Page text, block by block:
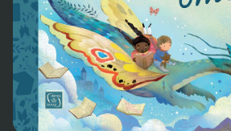
Приказки
Песнички
Искри
Интересен архив
Нашите гости
Фантазирай
Игри